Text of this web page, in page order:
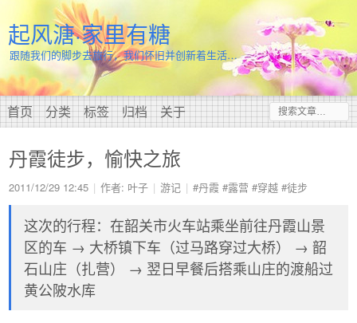
起风溏·家里有糖
跟随我们的脚步去旅行，我们怀旧并创新着生活…
首页 分类 标签 归档 关于
丹霞徒步，愉快之旅
2011/12/29 12:45 作者: 叶子 游记 #丹霞 #露营 #穿越 #徒步
这次的行程：在韶关市火车站乘坐前往丹霞山景
区的车 → 大桥镇下车（过马路穿过大桥） → 韶
石山庄（扎营） → 翌日早餐后搭乘山庄的渡船过
黄公陂水库